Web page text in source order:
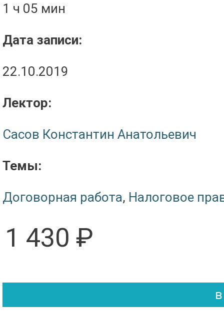
1 ч 05 мин
Дата записи:
22.10.2019
Лектор:
Сасов Константин Анатольевич
Темы:
Договорная работа, Налоговое
1 430 ₽